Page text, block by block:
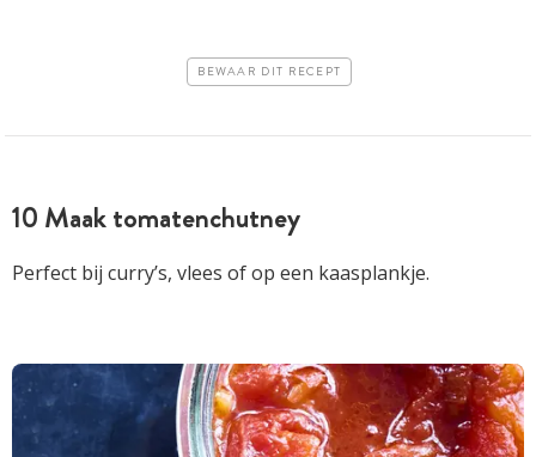
BEWAAR DIT RECEPT
10 Maak tomatenchutney
Perfect bij curry’s, vlees of op een kaasplankje.